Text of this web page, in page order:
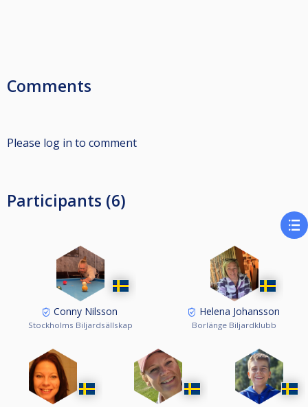
Comments
Please log in to comment
Participants (6)
Conny Nilsson
Stockholms Biljardsällskap
Helena Johansson
Borlänge Biljardklubb